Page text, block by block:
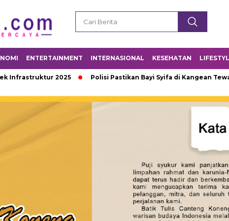
ENTERTAINMENT INTERNASIONAL KESEHATAN
2025 Polisi Pastikan Bayi Syifa di Kangean Tewas